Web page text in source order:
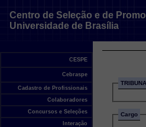
Centro de Seleção e de
Universidade de Brasília
CESPE
Cebraspe
Cadastro de Profissionais
Colaboradores
Concursos e Seleções
Interação
Cargo